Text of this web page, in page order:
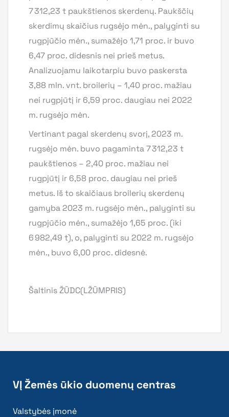
7 312,23 t paukštienos skerdenų. Paukščių
skerdimų skaičius rugsėjo mėn., palyginti su
rugpjūčio mėn., sumažėjo 1,71 proc. ir buvo
6,47 proc. didesnis nei prieš metus.
Analizuojamu laikotarpiu buvo paskersta
3,88 mln. vnt. broilerių – 1,40 proc. mažiau
nei rugpjūtį ir 6,59 proc. daugiau nei 2022
m. rugsėjo mėn.
Vertinant pagal skerdenų svorį, 2023 m.
rugsėjo mėn. buvo pagaminta 7 312,23 t
paukštienos – 2,40 proc. mažiau nei
rugpjūtį ir 6,58 proc. daugiau nei prieš
metus. Iš to skaičiaus broilerių skerdenų
gamyba 2023 m. rugsėjo mėn., palyginti su
rugpjūčio mėn., sumažėjo 1,65 proc. (iki
6 982,49 t), o, palyginti su 2022 m. rugsėjo
mėn., buvo 6,00 proc. didesnė.
Šaltinis ŽŪDC(LŽŪMPRIS)
VĮ Žemės ūkio duomenų centras
Valstybės įmonė